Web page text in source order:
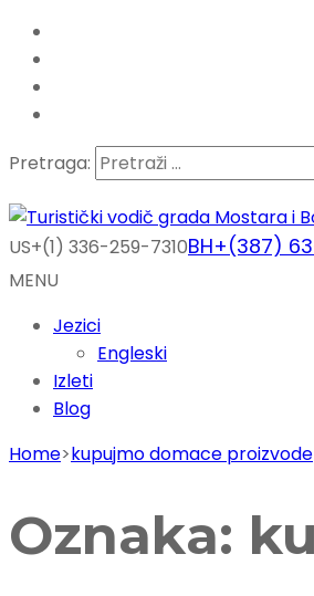
Pretraga:
US+(1) 336-259-7310BH+(387)
MENU
Jezici
Engleski
Izleti
Blog
Home>kupujmo domace proizvode
Oznaka: